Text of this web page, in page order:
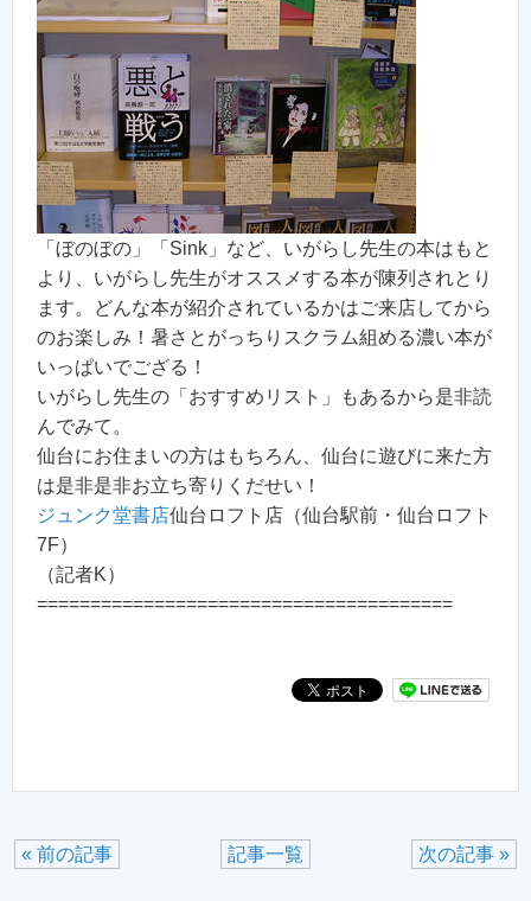
「ぼのぼの」「Sink」など、いがらし先生の本はもと
より、いがらし先生がオススメする本が陳列されとり
ます。どんな本が紹介されているかはご来店してから
のお楽しみ！暑さとがっちりスクラム組める濃い本が
いっぱいでござる！
いがらし先生の「おすすめリスト」もあるから是非読
んでみて。
仙台にお住まいの方はもちろん、仙台に遊びに来た方
は是非是非お立ち寄りくだせい！
ジュンク堂書店仙台ロフト店（仙台駅前・仙台ロフト
7F）
（記者K）
=======================================
次の記事 »
記事一覧
« 前の記事